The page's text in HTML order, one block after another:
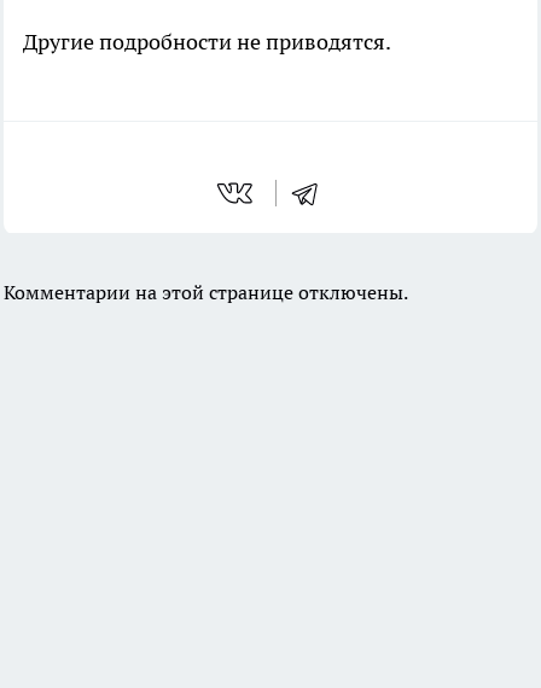
Другие подробности не приводятся.
Комментарии на этой странице отключены.